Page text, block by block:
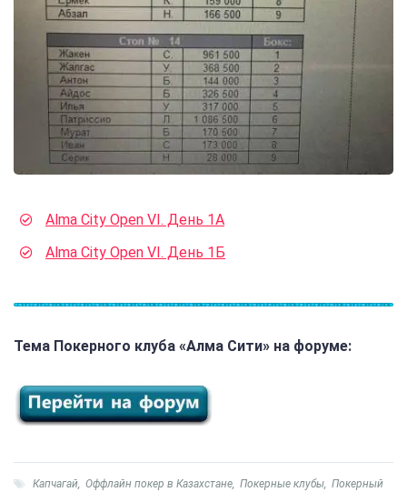
Alma City Open VI. День 1А
Alma City Open VI. День 1Б
Тема Покерного клуба «Алма Сити» на форуме:
Капчагай, Оффлайн покер в Казахстане, Покерные клубы, Покерный